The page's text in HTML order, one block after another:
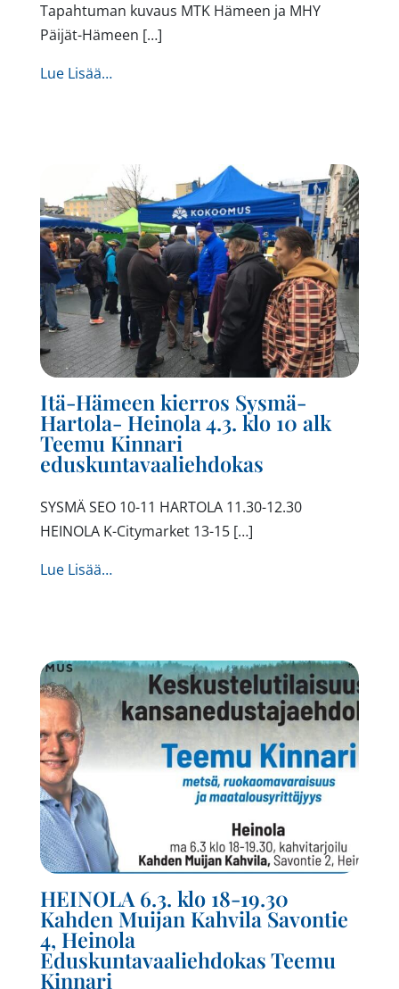
Tapahtuman kuvaus MTK Hämeen ja MHY
Päijät-Hämeen […]
Lue Lisää…from MTK-Häme järjestää 9.3. klo 8.30
Itä-Hämeen kierros Sysmä-
Hartola- Heinola 4.3. klo 10 alk
Teemu Kinnari
eduskuntavaaliehdokas
SYSMÄ SEO 10-11 HARTOLA 11.30-12.30
HEINOLA K-Citymarket 13-15 […]
Lue Lisää…from Itä-Hämeen kierros Sysmä- Hartola-
HEINOLA 6.3. klo 18-19.30
Kahden Muijan Kahvila Savontie
4, Heinola
Eduskuntavaaliehdokas Teemu
Kinnari